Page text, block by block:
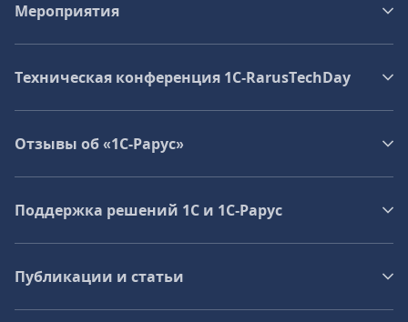
Мероприятия
Техническая конференция 1C‑RarusTechDay
Отзывы об «1С-Рарус»
Поддержка решений 1С и 1С‑Рарус
Публикации и статьи